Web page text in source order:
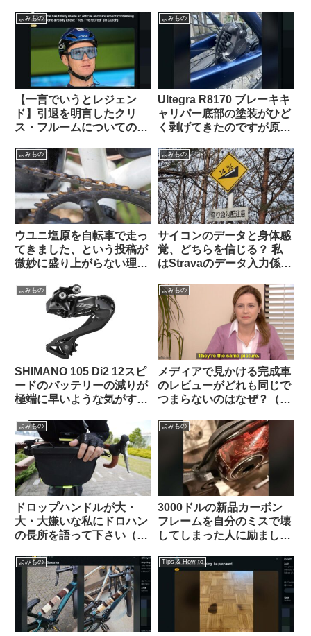
から）
よみもの
【一言でいうとレジェン
ド】引退を明言したクリ
ス・フルームについての海
る
よみもの
Ultegra R8170 ブレーキキ
ャリパー底部の塗装がひど
く剥げてきたのですが原因
板から）【ガルバニック腐
食・異種金属接触腐食】
よみもの
ウユニ塩原を自転車で走っ
てきました、という投稿が
微妙に盛り上がらない理由
よみもの
サイコンのデータと身体感
覚、どちらを信じる？ 私
はStravaのデータ入力係に
（海外掲示板から）
よみもの
SHIMANO 105 Di2 12スピ
ードのバッテリーの減りが
極端に早いような気がする
（海外掲示板から）
よみもの
メディアで見かける完成車
のレビューがどれも同じで
つまらないのはなぜ？（海
よみもの
ドロップハンドルが大・
大・大嫌いな私にドロハン
の長所を語って下さい（海
よみもの
3000ドルの新品カーボン
フレームを自分のミスで壊
してしまった人に励ましの
板から）
よみもの Tips & How-to